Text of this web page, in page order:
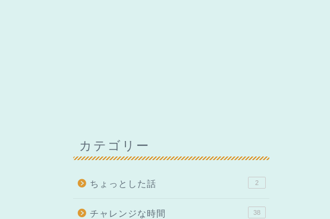
カテゴリー
ちょっとした話 2
チャレンジな時間 38